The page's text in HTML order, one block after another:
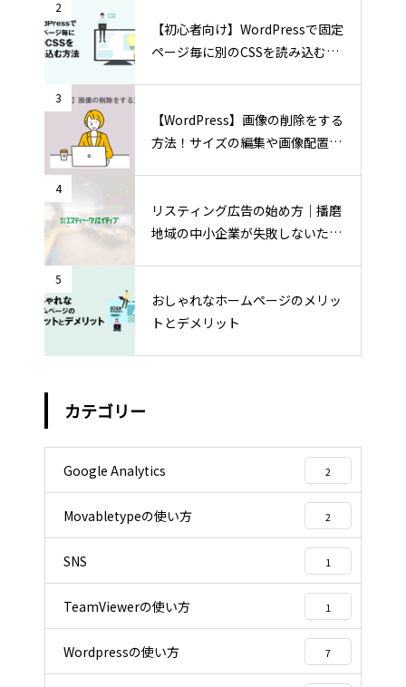
2
【初心者向け】WordPressで固定
ページ毎に別のCSSを読み込む方
3
【WordPress】画像の削除をする
方法！サイズの編集や画像配置の
4
リスティング広告の始め方｜播磨
地域の中小企業が失敗しないため
5
おしゃれなホームページのメリッ
トとデメリット
カテゴリー
Google Analytics 2
Movabletypeの使い方 2
SNS 1
TeamViewerの使い方 1
Wordpressの使い方 7